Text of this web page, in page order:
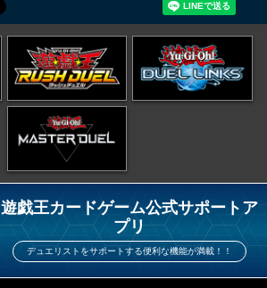
遊戯王カードゲーム公式サポートア
プリ
デュエリストをサポートする便利な機能が満載！！